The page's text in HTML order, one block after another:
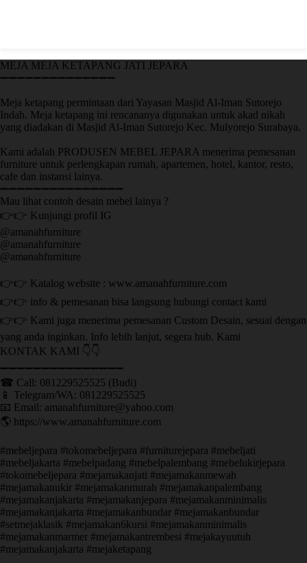
MEJA MEJA KETAPANG JATI JEPARA
➖➖➖➖➖➖➖➖➖➖➖➖➖➖
Meja ketapang permintaan dari Yayasan Masjid Al-Iman Sutorejo
Indah. Meja ketapang ini rencananya digunakan untuk akad nikah
yang diadakan di Masjid Al-Iman Sutorejo Kec. Mulyorejo Surabaya.
Kami adalah PRODUSEN MEBEL JEPARA menerima pemesanan
furniture untuk perlengkapan rumah, apartemen, hotel, kantor, resto,
cafe dan instansi lainya.
➖➖➖➖➖➖➖➖➖➖➖➖➖➖➖
Mau lihat contoh desain mebel lainya ?
👉👉 Kunjungi profil IG
@amanahfurniture
@amanahfurniture
@amanahfurniture
👉👉 Katalog website : www.amanahfurniture.com
👉👉 info & pemesanan bisa langsung hubungi contact kami
👉👉 Kami juga menerima pemesanan Custom Desain, sesuai dengan
yang anda inginkan. Info lebih lanjut, segera hub. Kami
KONTAK KAMI 👇👇
➖➖➖➖➖➖➖➖➖➖➖➖➖➖➖ ㅤ
☎ Call: 081229525525 (Budi)
📱 Telegram/WA: 081229525525
📧 Email: amanahfurniture@yahoo.com
🌎 https://www.amanahfurniture.com
#mebeljepara #tokomebeljepara #furniturejepara #mebeljati
#mebeljakarta #mebelpadang #mebelpalembang #mebelukirjepara
#tokomebeljepara #mejamakanjati #mejamakanmewah
#mejamakanukir #mejamakanmurah #mejamakanpalembang
#mejamakanjakarta #mejamakanjepara #mejamakanminimalis
#mejamakanjakarta #mejamakanbundar #mejamakanbundar
#setmejaklasik #mejamakan6kursi #mejamakanminimalis
#mejamakanmarmer #mejamakantrembesi #mejakayuutuh
#mejamakanjakarta #mejaketapang